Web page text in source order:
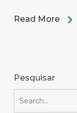
Read More
Pesquisar